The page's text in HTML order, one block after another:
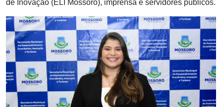
de Inovação (ELI Mossoró), imprensa e servidores públicos.